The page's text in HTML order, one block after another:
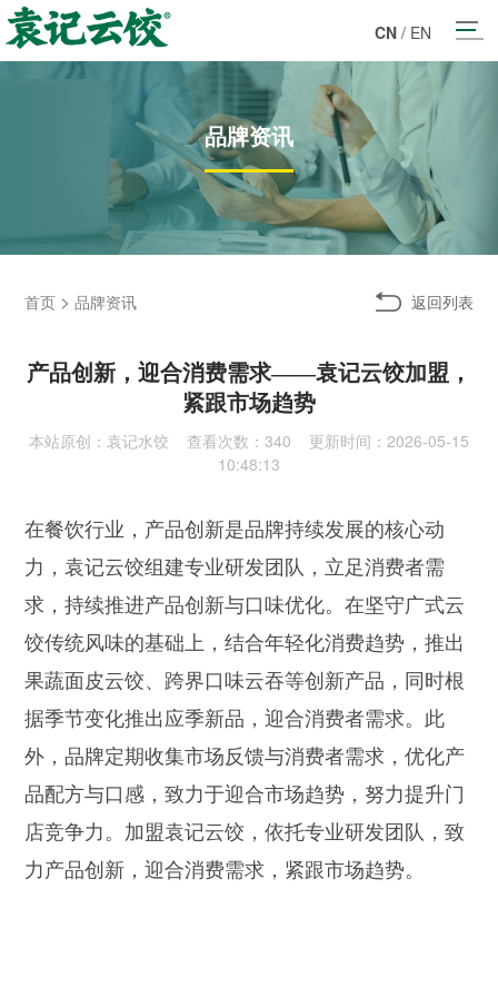
CN / EN
品牌资讯
首页 >品牌资讯 返回列表
产品创新，迎合消费需求——袁记云饺加盟，
紧跟市场趋势
本站原创：袁记水饺 查看次数： 340 更新时间：2026-05-15
10:48:13
在餐饮行业，产品创新是品牌持续发展的核心动
力，袁记云饺组建专业研发团队，立足消费者需
求，持续推进产品创新与口味优化。在坚守广式云
饺传统风味的基础上，结合年轻化消费趋势，推出
果蔬面皮云饺、跨界口味云吞等创新产品，同时根
据季节变化推出应季新品，迎合消费者需求。此
外，品牌定期收集市场反馈与消费者需求，优化产
品配方与口感，致力于迎合市场趋势，努力提升门
店竞争力。加盟袁记云饺，依托专业研发团队，致
力产品创新，迎合消费需求，紧跟市场趋势。